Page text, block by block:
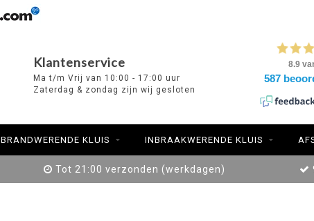
Klantenservice
Ma t/m Vrij van 10:00 - 17:00 uur
Zaterdag & zondag zijn wij gesloten
BRANDWERENDE KLUIS INBRAAKWERENDE KLUIS
Tot 21:00 verzonden (werkdagen)